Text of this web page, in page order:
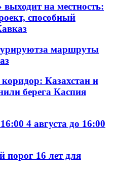
на местность:
способный
маршруты
Казахстан и
берега Каспия
4 августа до 16:00
порог 16 лет для